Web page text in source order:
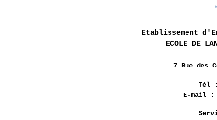
Etablissement
ÉCOLE DE
7 Rue des
Tél
E-mail